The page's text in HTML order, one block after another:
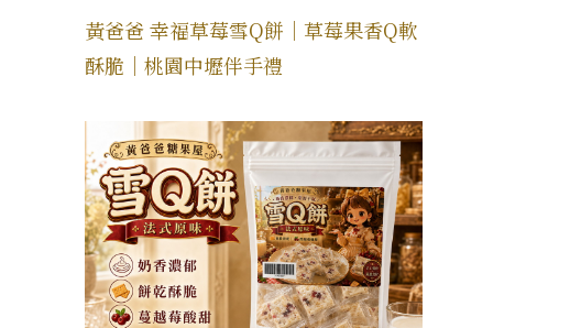
黃爸爸 幸福草莓雪Q餅｜草莓果香Q軟
酥脆｜桃園中壢伴手禮